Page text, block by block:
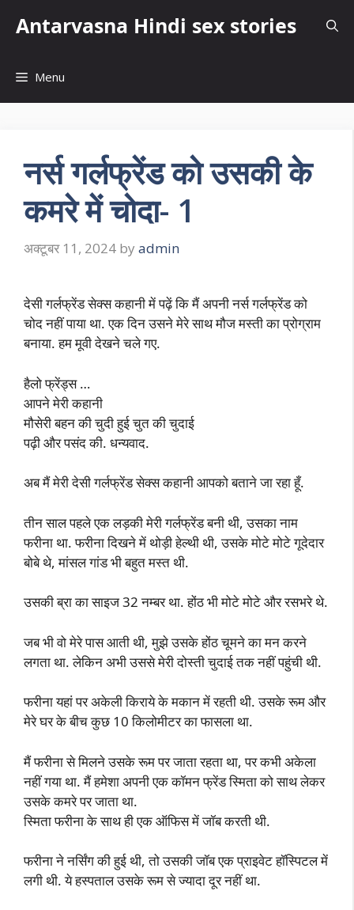
Antarvasna Hindi sex stories
Menu
नर्स गर्लफ्रेंड को उसकी के
कमरे में चोदा- 1
अक्टूबर 11, 2024 by admin
देसी गर्लफ्रेंड सेक्स कहानी में पढ़ें कि मैं अपनी नर्स गर्लफ्रेंड को
चोद नहीं पाया था. एक दिन उसने मेरे साथ मौज मस्ती का प्रोग्राम
बनाया. हम मूवी देखने चले गए.
हैलो फ्रेंड्स …
आपने मेरी कहानी
मौसेरी बहन की चुदी हुई चुत की चुदाई
पढ़ी और पसंद की. धन्यवाद.
अब मैं मेरी देसी गर्लफ्रेंड सेक्स कहानी आपको बताने जा रहा हूँ.
तीन साल पहले एक लड़की मेरी गर्लफ्रेंड बनी थी, उसका नाम
फरीना था. फरीना दिखने में थोड़ी हेल्थी थी, उसके मोटे मोटे गूदेदार
बोबे थे, मांसल गांड भी बहुत मस्त थी.
उसकी ब्रा का साइज 32 नम्बर था. होंठ भी मोटे मोटे और रसभरे थे.
जब भी वो मेरे पास आती थी, मुझे उसके होंठ चूमने का मन करने
लगता था. लेकिन अभी उससे मेरी दोस्ती चुदाई तक नहीं पहुंची थी.
फरीना यहां पर अकेली किराये के मकान में रहती थी. उसके रूम और
मेरे घर के बीच कुछ 10 किलोमीटर का फासला था.
मैं फरीना से मिलने उसके रूम पर जाता रहता था, पर कभी अकेला
नहीं गया था. मैं हमेशा अपनी एक कॉमन फ्रेंड स्मिता को साथ लेकर
उसके कमरे पर जाता था.
स्मिता फरीना के साथ ही एक ऑफिस में जॉब करती थी.
फरीना ने नर्सिंग की हुई थी, तो उसकी जॉब एक प्राइवेट हॉस्पिटल में
लगी थी. ये हस्पताल उसके रूम से ज्यादा दूर नहीं था.